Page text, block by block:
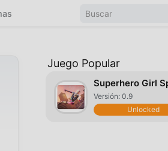
Juego Popular
Versión: 0.9
Unlocked